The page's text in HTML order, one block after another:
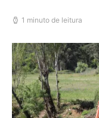
1 minuto de leitura